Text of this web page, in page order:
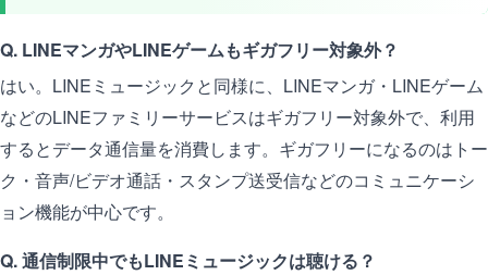
Q. LINEマンガやLINEゲームもギガフリー対象外？
はい。LINEミュージックと同様に、LINEマンガ・LINEゲーム
などのLINEファミリーサービスはギガフリー対象外で、利用
するとデータ通信量を消費します。ギガフリーになるのはトー
ク・音声/ビデオ通話・スタンプ送受信などのコミュニケーシ
ョン機能が中心です。
Q. 通信制限中でもLINEミュージックは聴ける？